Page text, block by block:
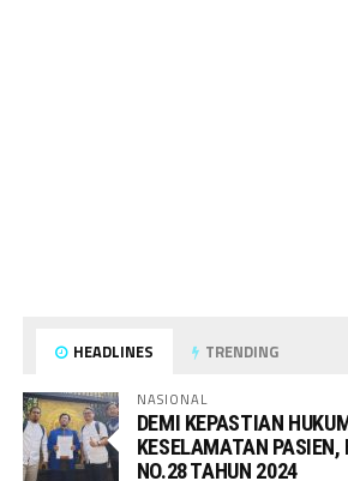
HEADLINES TRENDING
NASIONAL
DEMI KEPASTIAN
KESELAMATAN PASIEN,
NO.28 TAHUN 2024